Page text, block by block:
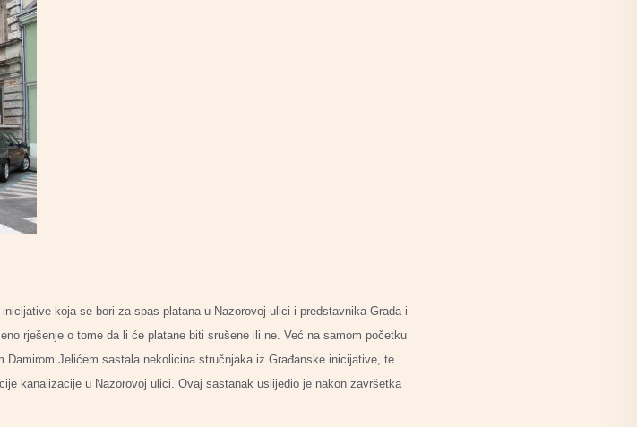
koja se bori za spas platana u Nazorovoj ulici i predstavnika Grada i
rješenje o tome da li će platane biti srušene ili ne. Već na samom početku
Jelićem sastala nekolicina stručnjaka iz Građanske inicijative, te
kanalizacije u Nazorovoj ulici. Ovaj sastanak uslijedio je nakon završetka